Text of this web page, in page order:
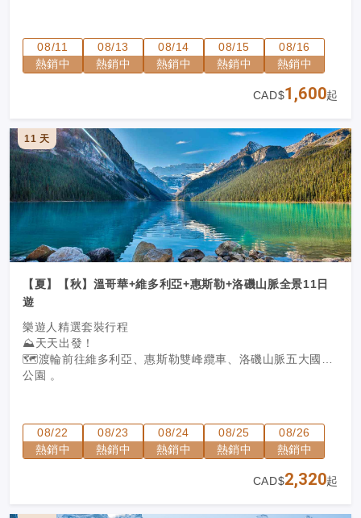
08/11
熱銷中
08/13
熱銷中
08/14
熱銷中
08/15
熱銷中
08/16
熱銷中
CAD$1,600起
11 天
【夏】【秋】溫哥華+維多利亞+惠斯勒+洛磯山脈全景11日
遊
樂遊人精選套裝行程
⛰️天天出發！
🗺️渡輪前往維多利亞、惠斯勒雙峰纜車、洛磯山脈五大國家
公園 。
08/22
熱銷中
08/23
熱銷中
08/24
熱銷中
08/25
熱銷中
08/26
熱銷中
CAD$2,320起